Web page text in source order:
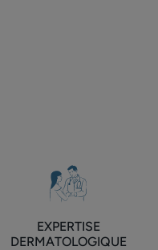
EXPERTISE
DERMATOLOGIQUE